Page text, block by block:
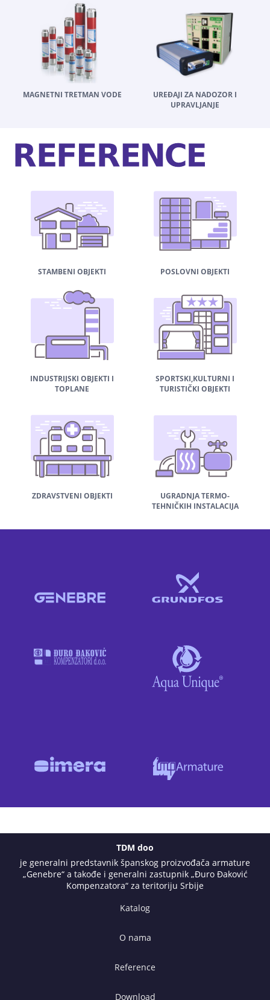
MAGNETNI TRETMAN VODE
UREĐAJI ZA NADOZOR I
UPRAVLJANJE
STAMBENI OBJEKTI POSLOVNI OBJEKTI
INDUSTRIJSKI OBJEKTI I
TOPLANE
SPORTSKI,KULTURNI I
TURISTIČKI OBJEKTI
ZDRAVSTVENI OBJEKTI
UGRADNJA TERMO-
TEHNIČKIH INSTALACIJA
TDM doo
je generalni predstavnik španskog proizvođača armature
„Genebre“ a takođe i generalni zastupnik „Đuro Đaković
Kompenzatora“ za teritoriju Srbije
Katalog
O nama
Reference
Download